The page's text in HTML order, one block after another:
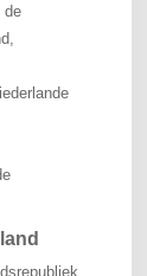
de